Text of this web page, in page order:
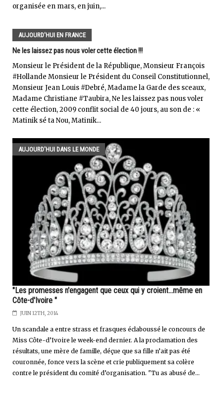
organisée en mars, en juin,...
AUJOURD'HUI EN FRANCE
Ne les laissez pas nous voler cette élection !!!
Monsieur le Président de la République, Monsieur François
#Hollande Monsieur le Président du Conseil Constitutionnel,
Monsieur Jean Louis #Debré, Madame la Garde des sceaux,
Madame Christiane #Taubira, Ne les laissez pas nous voler
cette élection, 2009 conflit social de 40 jours, au son de : «
Matinik sé ta Nou, Matinik...
AUJOURD'HUI DANS LE MONDE
"Les promesses n'engagent que ceux qui y croient...même en
Côte-d'Ivoire "
JUIN 12TH, 2014
Un scandale a entre strass et frasques éclaboussé le concours de
Miss Côte-d’Ivoire le week-end dernier. A la proclamation des
résultats, une mère de famille, déçue que sa fille n’ait pas été
couronnée, fonce vers la scène et crie publiquement sa colère
contre le président du comité d’organisation. "Tu as abusé de...